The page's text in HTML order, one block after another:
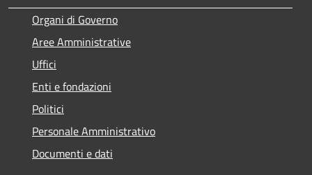
Organi di Governo
Aree Amministrative
Uffici
Enti e fondazioni
Politici
Personale Amministrativo
Documenti e dati